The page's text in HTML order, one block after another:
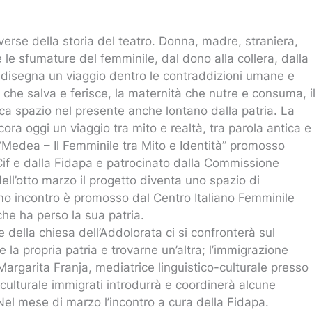
della storia del teatro. Donna, madre, straniera,
sfumature del femminile, dal dono alla collera, dalla
un viaggio dentro le contraddizioni umane e
salva e ferisce, la maternità che nutre e consuma, il
spazio nel presente anche lontano dalla patria. La
oggi un viaggio tra mito e realtà, tra parola antica e
– Il Femminile tra Mito e Identità” promosso
e dalla Fidapa e patrocinato dalla Commissione
marzo il progetto diventa uno spazio di
incontro è promosso dal Centro Italiano Femminile
ha perso la sua patria.
chiesa dell’Addolorata ci si confronterà sul
propria patria e trovarne un’altra; l’immigrazione
Franja, mediatrice linguistico-culturale presso
immigrati introdurrà e coordinerà alcune
mese di marzo l’incontro a cura della Fidapa.